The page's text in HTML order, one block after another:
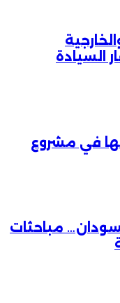
السيادة
في مشروع
مباحثات